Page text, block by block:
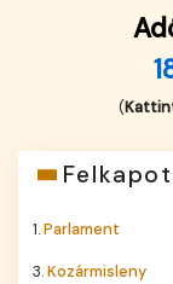
(
1.Parlament
3.Kozármisleny